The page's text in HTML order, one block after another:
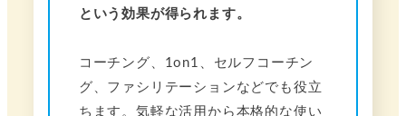
という効果が得られます。
コーチング、1on1、セルフコーチン
グ、ファシリテーションなどでも役立
ちます。気軽な活用から本格的な使い